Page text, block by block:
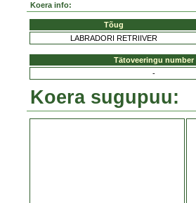
Koera info:
Tõug
LABRADORI RETRIIVER
Tätoveeringu number
-
Koera sugupuu: